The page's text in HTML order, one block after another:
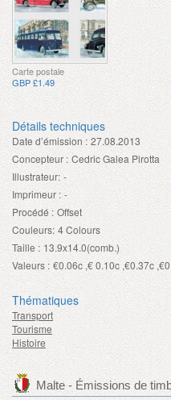
Carte postale
GBP £1.49
Détails techniques
Date d’émission : 27.08.2013
Concepteur : Cedric Galea Pirotta
Illustrateur: -
Imprimeur : -
Procédé : Offset
Couleurs: 4 Colours
Taille : 13.9x14.0(comb.)
Valeurs : €0.06c ,€ 0.10c ,€0.37c
Thématiques
Transport
Tourisme
Histoire
Malte - Émissions de